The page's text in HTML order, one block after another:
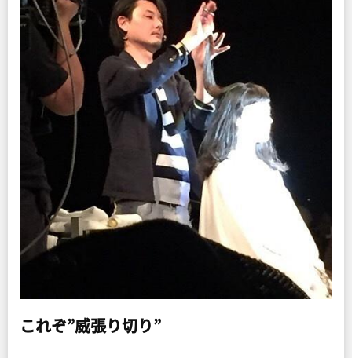
これぞ”威張り切り”